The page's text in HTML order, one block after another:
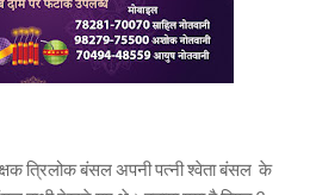
त्रिलोक बंसल अपनी पत्नी श्वेता बंसल के